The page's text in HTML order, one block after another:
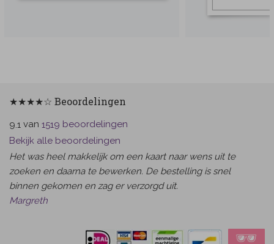
★★★★☆ Beoordelingen
9.1 van 1519 beoordelingen
Bekijk alle beoordelingen
Het was heel makkelijk om een kaart naar wens uit te
zoeken en daarna te bewerken. De bestelling is snel
binnen gekomen en zag er verzorgd uit.
Margreth